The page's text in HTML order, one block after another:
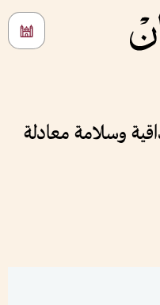
وسلامة معادلة